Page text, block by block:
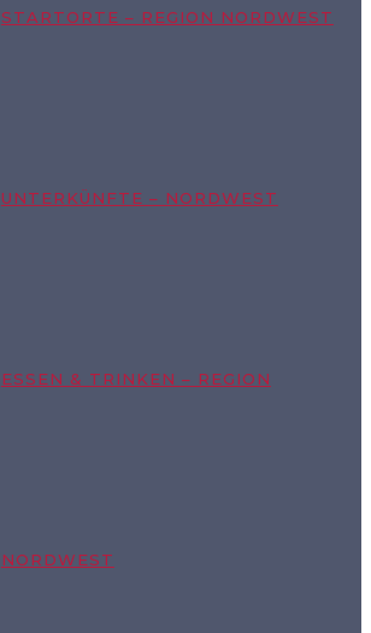
STARTORTE – REGION NORDWEST
UNTERKÜNFTE – NORDWEST
ESSEN & TRINKEN – REGION
NORDWEST